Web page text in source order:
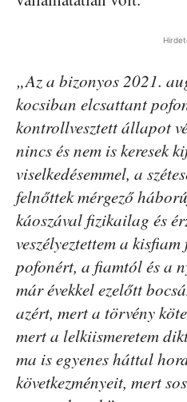
„Az a bizonyos 2021.
kocsiban elcsattant
kontrollvesztett állapot
nincs és nem is keresek
viselkedésemmel, a
felnőttek mérgező
káoszával fizikailag és
veszélyeztettem a
pofonért, a fiamtól és a
már évekkel ezelőtt
azért, mert a törvény
mert a lelkiismeretem
ma is egyenes háttal
következményeit, mert